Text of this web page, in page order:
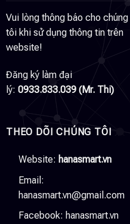
Vui lòng thông báo cho chúng
tôi khi sử dụng thông tin trên
website!
Đăng ký làm đại
lý: 0933.833.039 (Mr. Thi)
THEO DÕI CHÚNG TÔI
Website: hanasmart.vn
Email:
hanasmart.vn@gmail.com
Facebook: hanasmart.vn